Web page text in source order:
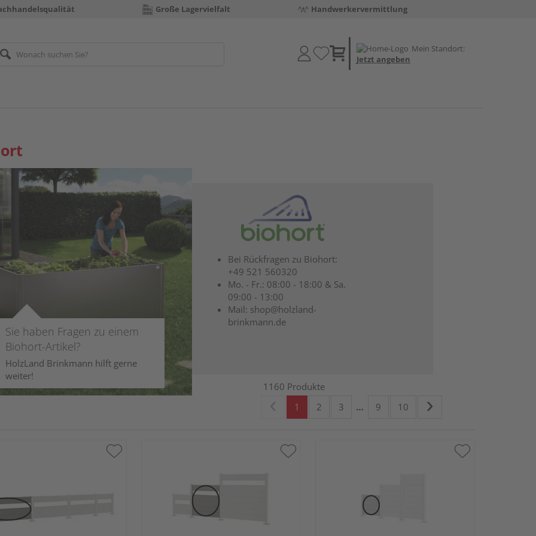
Große Lagervielfalt Handwerkervermittlung
Mein Standort:
Jetzt angeben
Sie haben Fragen zu einem
Biohort-Artikel?
HolzLand Brinkmann hilft gerne
weiter!
Bei Rückfragen zu Biohort:
+49 521 560320
Mo. - Fr.: 08:00 - 18:00 & Sa.
09:00 - 13:00
Mail: shop@holzland-
brinkmann.de
1160 Produkte
1
2 3 … 9 10